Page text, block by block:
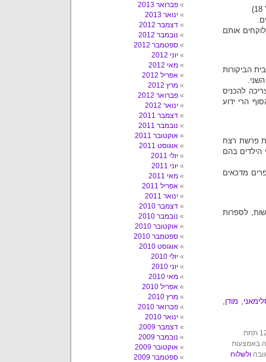
אותם
הביקורות
להכניס
הרי ידוע
פרשת רצח
שני הילדים בהם
מדכאים
לספרות
, מודן,
הפוסט הזה נכתב על ידי עשבר בשבת, 11 בנובמבר, 2017 בשעה 12:44 תחת
באמצעות
ולשלוח
פברואר 2013
ינואר 2013
דצמבר 2012
נובמבר 2012
ספטמבר 2012
יוני 2012
מאי 2012
אפריל 2012
מרץ 2012
פברואר 2012
ינואר 2012
דצמבר 2011
נובמבר 2011
אוקטובר 2011
אוגוסט 2011
יולי 2011
יוני 2011
מאי 2011
אפריל 2011
ינואר 2011
דצמבר 2010
נובמבר 2010
אוקטובר 2010
ספטמבר 2010
אוגוסט 2010
יולי 2010
יוני 2010
מאי 2010
אפריל 2010
מרץ 2010
פברואר 2010
ינואר 2010
דצמבר 2009
נובמבר 2009
אוקטובר 2009
ספטמבר 2009